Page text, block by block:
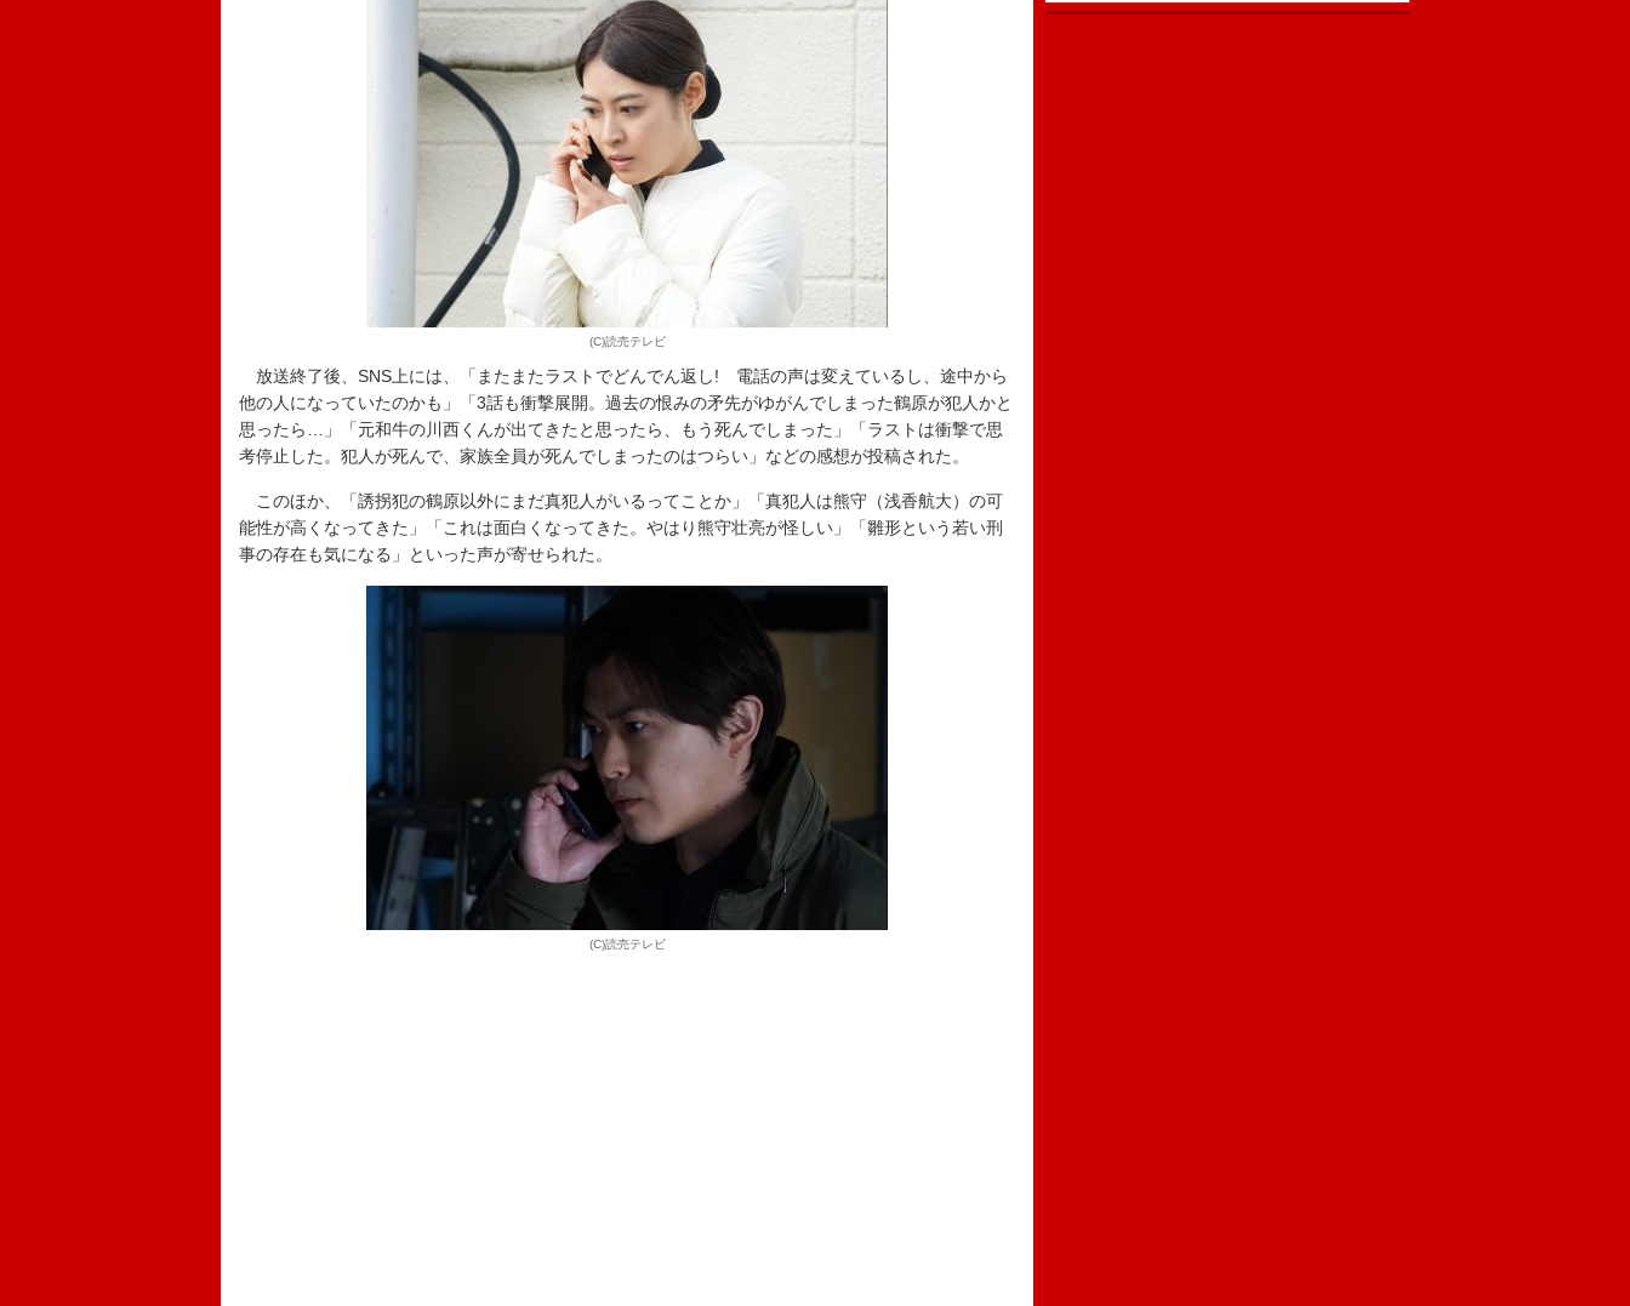
(C)読売テレビ
放送終了後、SNS上には、「またまたラストでどんでん返し! 電話の声は変えているし、途中から
他の人になっていたのかも」「3話も衝撃展開。過去の恨みの矛先がゆがんでしまった鶴原が犯人かと
思ったら…」「元和牛の川西くんが出てきたと思ったら、もう死んでしまった」「ラストは衝撃で思
考停止した。犯人が死んで、家族全員が死んでしまったのはつらい」などの感想が投稿された。
このほか、「誘拐犯の鶴原以外にまだ真犯人がいるってことか」「真犯人は熊守（浅香航大）の可
能性が高くなってきた」「これは面白くなってきた。やはり熊守壮亮が怪しい」「雛形という若い刑
事の存在も気になる」といった声が寄せられた。
(C)読売テレビ